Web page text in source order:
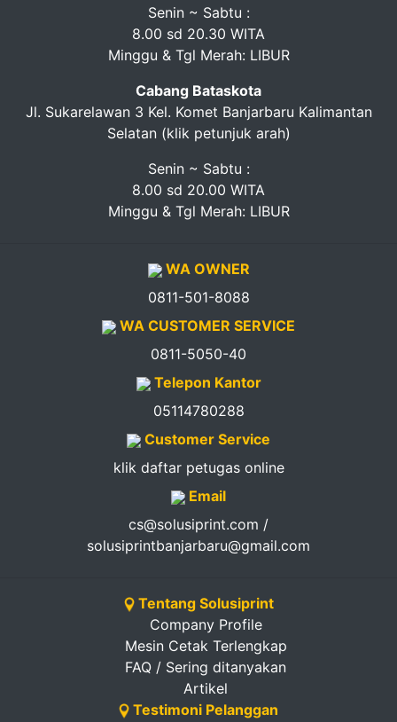
Senin ~ Sabtu :
8.00 sd 20.30 WITA
Minggu & Tgl Merah: LIBUR
Cabang Bataskota
Jl. Sukarelawan 3 Kel. Komet Banjarbaru Kalimantan
Selatan (klik petunjuk arah)
Senin ~ Sabtu :
8.00 sd 20.00 WITA
Minggu & Tgl Merah: LIBUR
WA OWNER
0811-501-8088
WA CUSTOMER SERVICE
0811-5050-40
Telepon Kantor
05114780288
Customer Service
klik daftar petugas online
Email
cs@solusiprint.com /
solusiprintbanjarbaru@gmail.com
Tentang Solusiprint
Company Profile
Mesin Cetak Terlengkap
FAQ / Sering ditanyakan
Artikel
Testimoni Pelanggan